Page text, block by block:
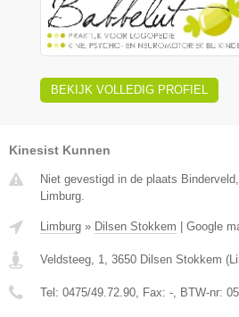
BEKIJK VOLLEDIG PROFIEL
Kinesist Kunnen
Niet gevestigd in de plaats
Limburg.
Limburg » Dilsen Stokkem Google
Veldsteeg, 1 3650 Dilsen Stokkem (
Tel: 0475/49.72.90 , Fax: - , BTW-nr: